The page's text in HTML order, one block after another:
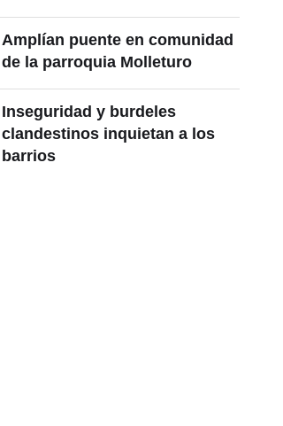
Amplían puente en comunidad
de la parroquia Molleturo
Inseguridad y burdeles
clandestinos inquietan a los
barrios